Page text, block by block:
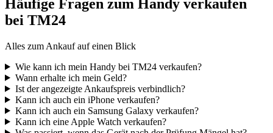
Häufige Fragen zum Handy verkaufen
bei TM24
Alles zum Ankauf auf einen Blick
Wie kann ich mein Handy bei TM24 verkaufen?
Wann erhalte ich mein Geld?
Ist der angezeigte Ankaufspreis verbindlich?
Kann ich auch ein iPhone verkaufen?
Kann ich auch ein Samsung Galaxy verkaufen?
Kann ich eine Apple Watch verkaufen?